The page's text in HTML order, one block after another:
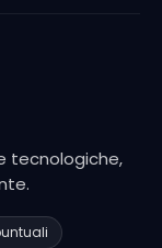
tecnologiche,